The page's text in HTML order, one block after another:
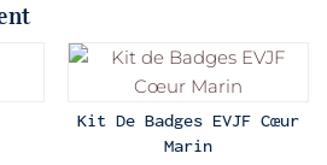
Kit De Badges EVJF Cœur
Marin